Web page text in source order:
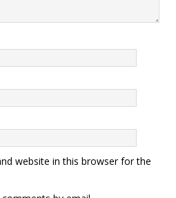
website in this browser for the